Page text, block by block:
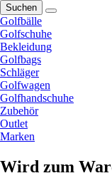
Suchen
Golfbälle
Golfschuhe
Bekleidung
Golfbags
Schläger
Golfwagen
Golfhandschuhe
Zubehör
Outlet
Marken
Wird zum